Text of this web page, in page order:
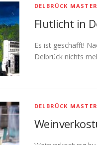
DELBRÜCK
Flutlicht in
Es ist geschafft!
Delbrück nichts
DELBRÜCK